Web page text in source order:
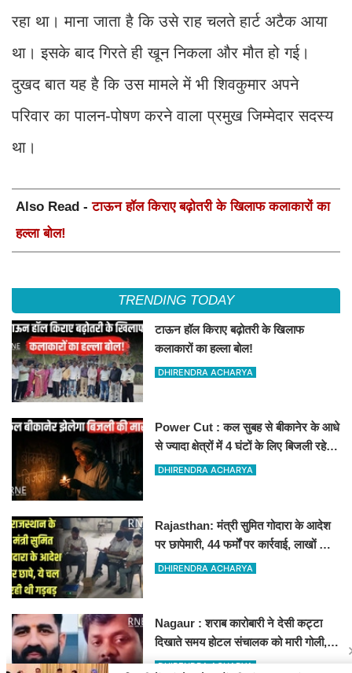
रहा था। माना जाता है कि उसे राह चलते हार्ट अटैक आया
था। इसके बाद गिरते ही खून निकला और मौत हो गई।
दुखद बात यह है कि उस मामले में भी शिवकुमार अपने
परिवार का पालन-पोषण करने वाला प्रमुख जिम्मेदार सदस्य
था।
Also Read -टाऊन हॉल किराए बढ़ोतरी के खिलाफ कलाकारों का
हल्ला बोल!
TRENDING TODAY
टाऊन हॉल किराए बढ़ोतरी के खिलाफ
कलाकारों का हल्ला बोल!
DHIRENDRA ACHARYA
Power Cut : कल सुबह से बीकानेर के आधे
से ज्यादा क्षेत्रों में 4 घंटों के लिए बिजली रहेगी
गुल
DHIRENDRA ACHARYA
Rajasthan: मंत्री सुमित गोदारा के आदेश
पर छापेमारी, 44 फर्मों पर कार्रवाई, लाखों का
जुर्माना
DHIRENDRA ACHARYA
Nagaur : शराब कारोबारी ने देसी कट्टा
दिखाते समय होटल संचालक को मारी गोली,
जोधपुर रेफर करते समय एंबुलेंस पलटी, मौत
DHIRENDRA ACHARYA